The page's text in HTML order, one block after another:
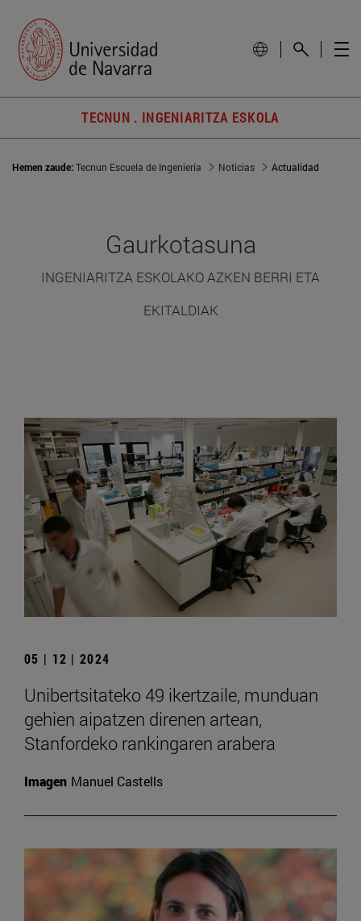
TECNUN . INGENIARITZA ESKOLA
Hemen zaude:Tecnun Escuela de Ingeniería Noticias Actualidad
Gaurkotasuna
INGENIARITZA ESKOLAKO AZKEN BERRI ETA
EKITALDIAK
05 | 12 | 2024
Unibertsitateko 49 ikertzaile, munduan
gehien aipatzen direnen artean,
Stanfordeko rankingaren arabera
Imagen Manuel Castells